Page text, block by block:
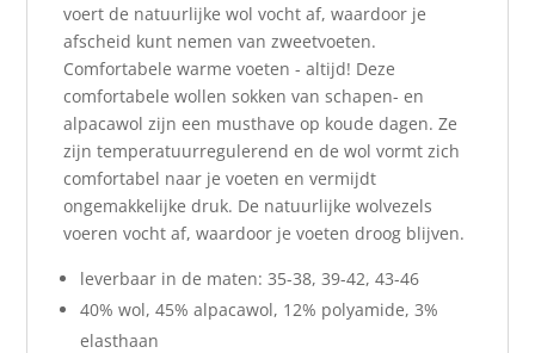
voert de natuurlijke wol vocht af, waardoor je
afscheid kunt nemen van zweetvoeten.
Comfortabele warme voeten - altijd! Deze
comfortabele wollen sokken van schapen- en
alpacawol zijn een musthave op koude dagen. Ze
zijn temperatuurregulerend en de wol vormt zich
comfortabel naar je voeten en vermijdt
ongemakkelijke druk. De natuurlijke wolvezels
voeren vocht af, waardoor je voeten droog blijven.
leverbaar in de maten: 35-38, 39-42, 43-46
40% wol, 45% alpacawol, 12% polyamide, 3%
elasthaan